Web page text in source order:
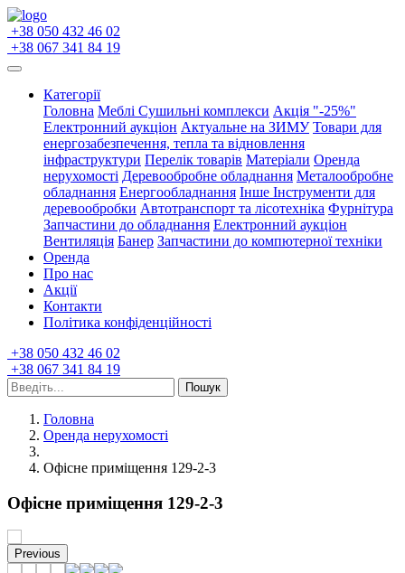
+38 050 432 46 02
+38 067 341 84 19
Категорії
Головна Меблі Сушильні комплекси Акція "-25%"
Електронний аукціон Актуальне на ЗИМУ Товари для
енергозабезпечення, тепла та відновлення
інфраструктури Перелік товарів Матеріали Оренда
нерухомості Деревообробне обладнання Металообробне
обладнання Енергообладнання Інше Інструменти для
деревообробки Автотранспорт та лісотехніка Фурнітура
Запчастини до обладнання Електронний аукціон
Вентиляція Банер Запчастини до компютерної техніки
Оренда
Про нас
Акції
Контакти
Політика конфіденційності
+38 050 432 46 02
+38 067 341 84 19
Пошук
Головна
Оренда нерухомості
Офісне приміщення 129-2-3
Офісне приміщення 129-2-3
Previous